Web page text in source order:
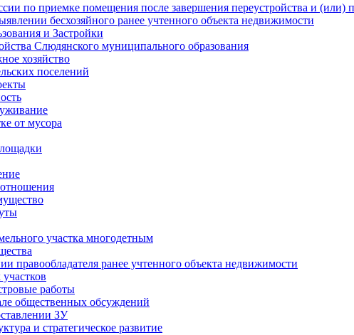
по приемке помещения после завершения переустройства и (или)
бесхозяйного ранее учтенного объекта недвижимости
и Застройки
Слюдянского муниципального образования
хозяйство
поселений
от мусора
участка многодетным
правообладателя ранее учтенного объекта недвижимости
работы
общественных обсуждений
ЗУ
и стратегическое развитие